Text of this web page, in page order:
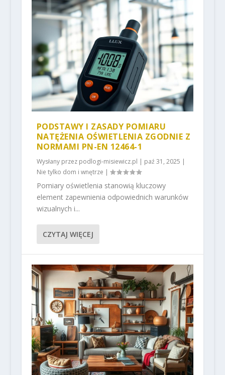
PODSTAWY I ZASADY POMIARU
NATĘŻENIA OŚWIETLENIA ZGODNIE Z
NORMAMI PN-EN 12464-1
Wysłany przez podlogi-misiewicz.pl | paź 31, 2025 |
Nie tylko dom i wnętrze |
Pomiary oświetlenia stanowią kluczowy
element zapewnienia odpowiednich warunków
wizualnych i...
CZYTAJ WIĘCEJ